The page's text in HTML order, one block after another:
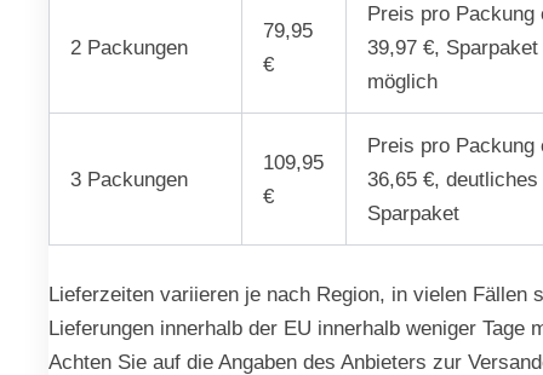
2 Packungen
79,95
€
Preis pro Packung
39,97 €, Sparpaket
möglich
3 Packungen
109,95
€
Preis pro Packung
36,65 €, deutliches
Sparpaket
Lieferzeiten variieren je nach Region, in vielen Fällen
Lieferungen innerhalb der EU innerhalb weniger Tage
Achten Sie auf die Angaben des Anbieters zur